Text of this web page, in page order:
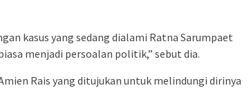
kasus yang sedang dialami Ratna Sarumpaet
menjadi persoalan politik,” sebut dia.
Rais yang ditujukan untuk melindungi dirinya